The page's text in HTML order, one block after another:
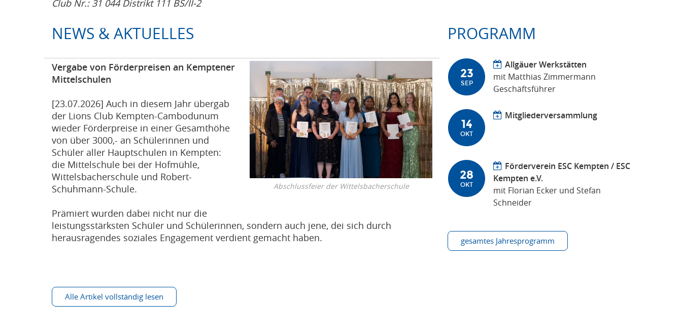
Club Nr.: 31 044 Distrikt 111 BS/II-2
NEWS & AKTUELLES
Abschlussfeier der Wittelsbacherschule
Vergabe von Förderpreisen an Kemptener
Mittelschulen
[23.07.2026] Auch in diesem Jahr übergab
der Lions Club Kempten-Cambodunum
wieder Förderpreise in einer Gesamthöhe
von über 3000,- an Schülerinnen und
Schüler aller Hauptschulen in Kempten:
die Mittelschule bei der Hofmühle,
Wittelsbacherschule und Robert-
Schuhmann-Schule.
Prämiert wurden dabei nicht nur die
leistungsstärksten Schüler und Schülerinnen, sondern auch jene, dei sich durch
herausragendes soziales Engagement verdient gemacht haben.
Alle Artikel vollständig lesen
PROGRAMM
23
SEP
Allgäuer Werkstätten
mit Matthias Zimmermann
Geschäftsführer
14
OKT
Mitgliederversammlung
28
OKT
Förderverein ESC Kempten / ESC
Kempten e.V.
mit Florian Ecker und Stefan
Schneider
gesamtes Jahresprogramm